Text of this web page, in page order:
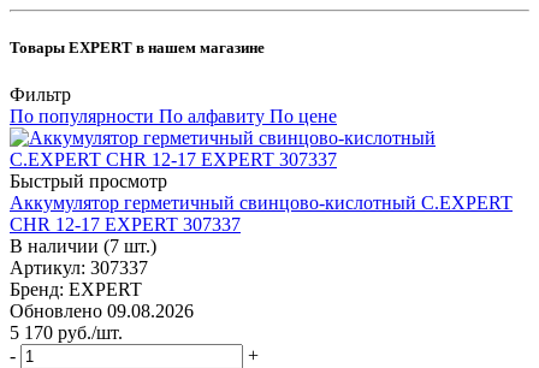
Товары EXPERT в нашем магазине
Фильтр
По популярности По алфавиту По цене
Быстрый просмотр
Аккумулятор герметичный свинцово-кислотный C.EXPERT
CHR 12-17 EXPERT 307337
В наличии (7 шт.)
Артикул: 307337
Бренд: EXPERT
Обновлено 09.08.2026
5 170 руб./шт.
-
+